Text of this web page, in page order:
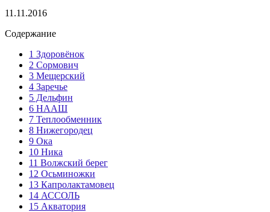
11.11.2016
Содержание
1 Здоровёнок
2 Сормович
3 Мещерский
4 Заречье
5 Дельфин
6 НААШ
7 Теплообменник
8 Нижегородец
9 Ока
10 Ника
11 Волжский берег
12 Осьминожки
13 Капролактамовец
14 АССОЛЬ
15 Акватория